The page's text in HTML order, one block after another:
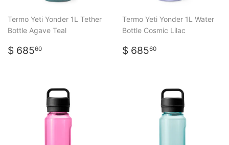
Termo Yeti Yonder 1L Tether
Bottle Agave Teal
PRECIO
$ 68560
Termo Yeti Yonder 1L Water
Bottle Cosmic Lilac
PRECIO
$ 68560